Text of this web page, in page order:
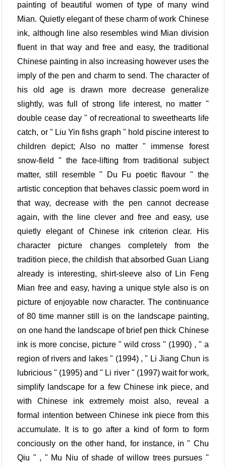
painting of beautiful women of type of many wind
Mian. Quietly elegant of these charm of work Chinese
ink, although line also resembles wind Mian division
fluent in that way and free and easy, the traditional
Chinese painting in also increasing however uses the
imply of the pen and charm to send. The character of
his old age is drawn more decrease generalize
slightly, was full of strong life interest, no matter "
double cease day " of recreational to sweethearts life
catch, or " Liu Yin fishs graph " hold piscine interest to
children depict; Also no matter " immense forest
snow-field " the face-lifting from traditional subject
matter, still resemble " Du Fu poetic flavour " the
artistic conception that behaves classic poem word in
that way, decrease with the pen cannot decrease
again, with the line clever and free and easy, use
quietly elegant of Chinese ink criterion clear. His
character picture changes completely from the
tradition piece, the childish that absorbed Guan Liang
already is interesting, shirt-sleeve also of Lin Feng
Mian free and easy, having a unique style also is on
picture of enjoyable now character. The continuance
of 80 time manner still is on the landscape painting,
on one hand the landscape of brief pen thick Chinese
ink is more concise, picture " wild cross " (1990) , " a
region of rivers and lakes " (1994) , " Li Jiang Chun is
lubricious " (1995) and " Li river " (1997) wait for work,
simplify landscape for a few Chinese ink piece, and
with Chinese ink extremely moist also, reveal a
formal intention between Chinese ink piece from this
accumulate. It is to go after a kind of form to form
conciously on the other hand, for instance, in " Chu
Qiu " , " Mu Niu of shade of willow trees pursues "